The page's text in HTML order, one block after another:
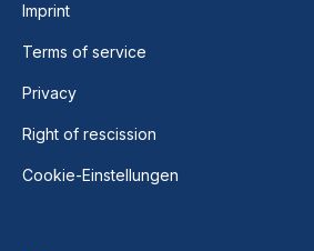
Imprint
Terms of service
Privacy
Right of rescission
Cookie-Einstellungen